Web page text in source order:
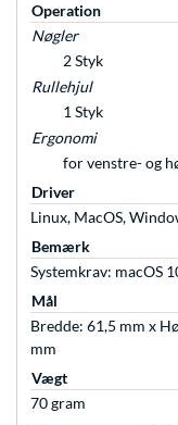
Operation
Nøgler
2 Styk
Rullehjul
1 Styk
Ergonomi
for venstre- og
Driver
Linux, MacOS,
Bemærk
Systemkrav: macOS
Mål
Bredde: 61,5 mm x
mm
Vægt
70 gram